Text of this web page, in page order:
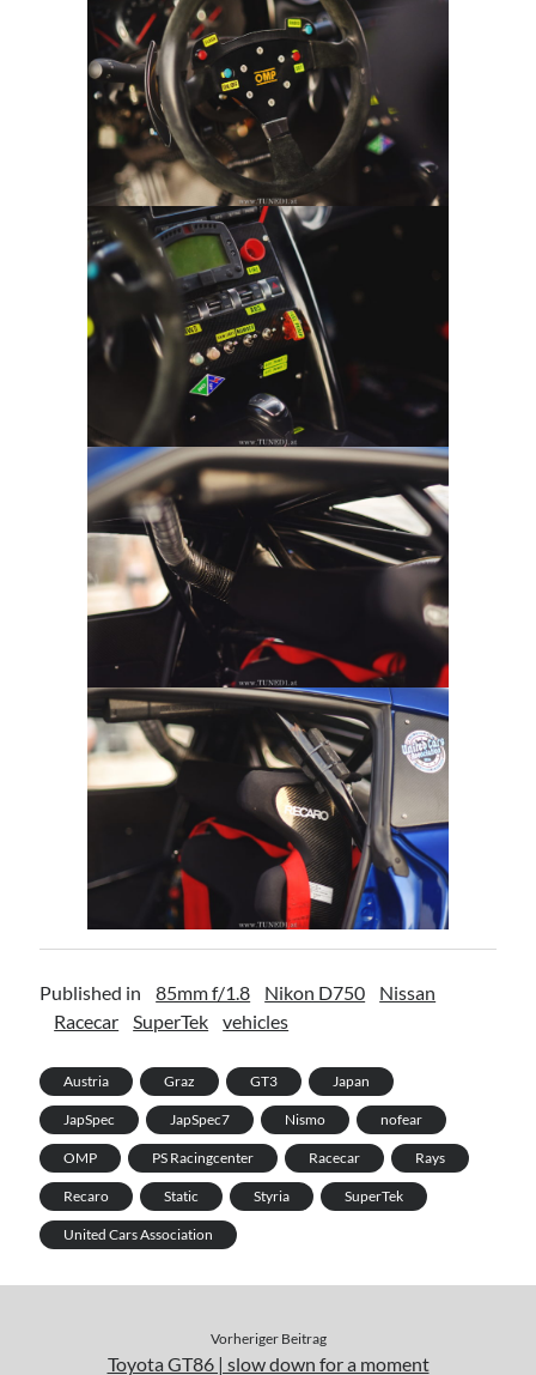
Published in 85mm f/1.8 Nikon D750
Nissan
Racecar
SuperTek vehicles
Austria Graz GT3 Japan
JapSpec JapSpec7 Nismo nofear
OMP PS Racingcenter Racecar Rays
Recaro Static Styria SuperTek
United Cars Association
Vorheriger Beitrag
Toyota GT86 | slow down for a moment